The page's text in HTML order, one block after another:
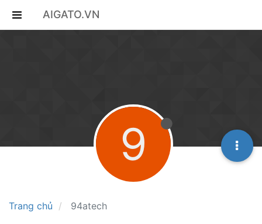
AIGATO.VN
Trang chủ 94atech
9